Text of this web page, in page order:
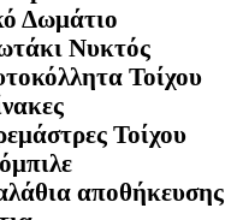
Δωμάτιο
Νυκτός
Τοίχου
Τοίχου
αποθήκευσης